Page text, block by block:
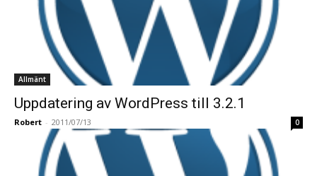
Allmänt
Uppdatering av WordPress till 3.2.1
Robert - 2011/07/13 0